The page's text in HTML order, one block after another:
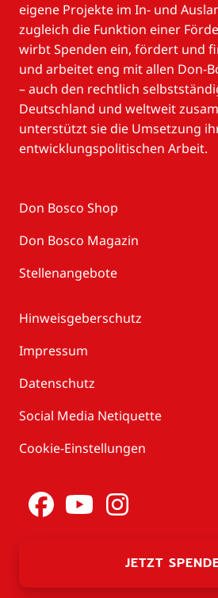
JETZT
eigene Projekte im In- und
zugleich die Funktion einer
wirbt Spenden ein, fördert und
und arbeitet eng mit allen Don-
– auch den rechtlich
Deutschland und weltweit
unterstützt sie die Umsetzung
entwicklungspolitischen Arbeit.
Don Bosco Shop
Don Bosco Magazin
Stellenangebote
Hinweisgeberschutz
Impressum
Datenschutz
Social Media Netiquette
Cookie-Einstellungen